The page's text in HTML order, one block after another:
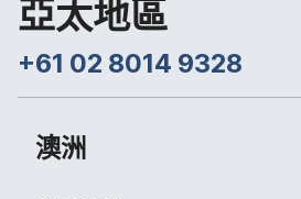
亞太​地區
+61 02 8014 9328
澳洲